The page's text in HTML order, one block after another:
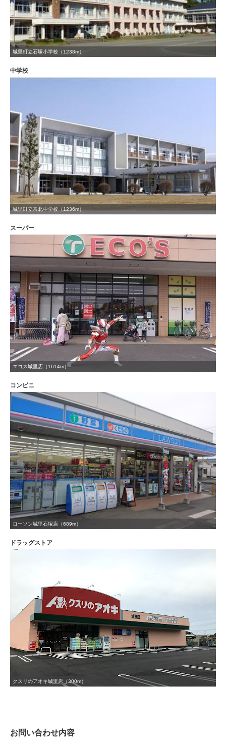
城里町立石塚小学校（1238m）
中学校
城里町立常北中学校（1236m）
スーパー
エコス城里店（1614m）
コンビニ
ローソン城里石塚店（689m）
ドラッグストア
クスリのアオキ城里店（300m）
お問い合わせ内容